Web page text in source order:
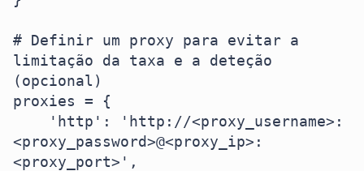
# Definir um proxy para evitar a
limitação da taxa e a deteção
(opcional)
proxies = {
<proxy_password>@<proxy_ip>:
<proxy_port>',